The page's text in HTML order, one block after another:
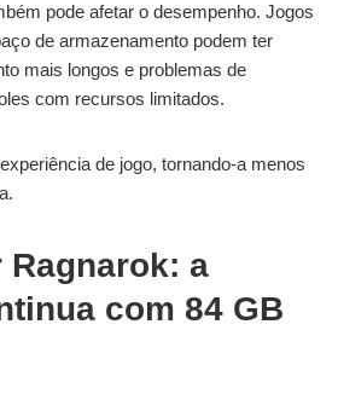
pode afetar o desempenho. Jogos
de armazenamento podem ter
mais longos e problemas de
com recursos limitados.
de jogo, tornando-a menos
Ragnarok: a
com 84 GB